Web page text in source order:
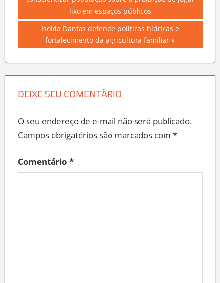
Post
lixo em espaços públicos
Next
Post:
Isolda Dantas defende políticas hídricas e
fortalecimento da agricultura familiar
DEIXE SEU COMENTÁRIO
O seu endereço de e-mail não será publicado.
Campos obrigatórios são marcados com *
Comentário *